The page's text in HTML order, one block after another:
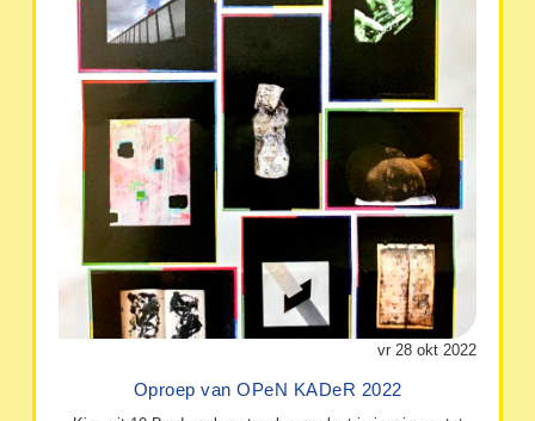
vr 28 okt 2022
Oproep van OPeN KADeR 2022